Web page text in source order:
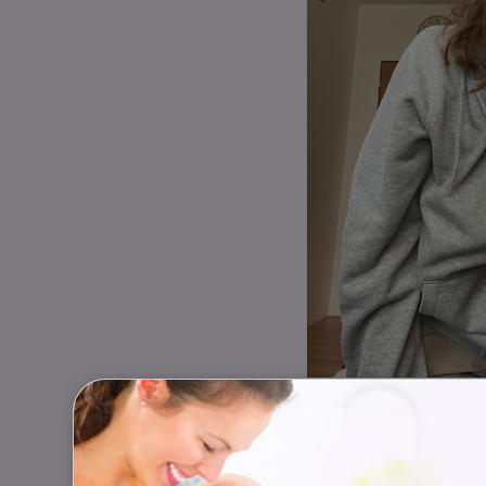
Tenhle kousek jsem
Z obyčejného kapesníku se
Přesně něco